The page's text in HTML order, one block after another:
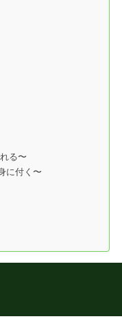
る〜
に付く〜